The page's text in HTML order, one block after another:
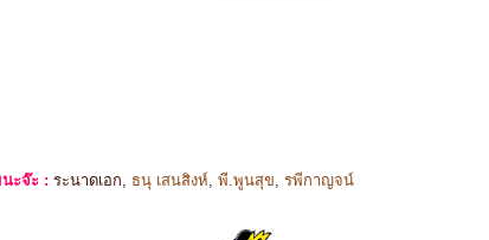
ะจ๊ะ : ระนาดเอก, ธนุ เสนสิงห์,พี.พูนสุข,รพีกาญจน์